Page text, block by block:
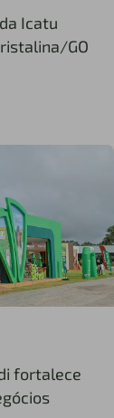
Icatu
GO
fortalece